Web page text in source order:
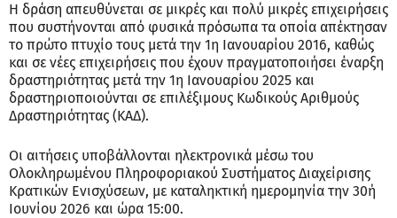
Η δράση απευθύνεται σε μικρές και πολύ μικρές επιχειρήσεις
που συστήνονται από φυσικά πρόσωπα τα οποία απέκτησαν
το πρώτο πτυχίο τους μετά την 1η Ιανουαρίου 2016, καθώς
και σε νέες επιχειρήσεις που έχουν πραγματοποιήσει έναρξη
δραστηριότητας μετά την 1η Ιανουαρίου 2025 και
δραστηριοποιούνται σε επιλέξιμους Κωδικούς Αριθμούς
Δραστηριότητας (ΚΑΔ).
Οι αιτήσεις υποβάλλονται ηλεκτρονικά μέσω του
Ολοκληρωμένου Πληροφοριακού Συστήματος Διαχείρισης
Κρατικών Ενισχύσεων, με καταληκτική ημερομηνία την 30ή
Ιουνίου 2026 και ώρα 15:00.